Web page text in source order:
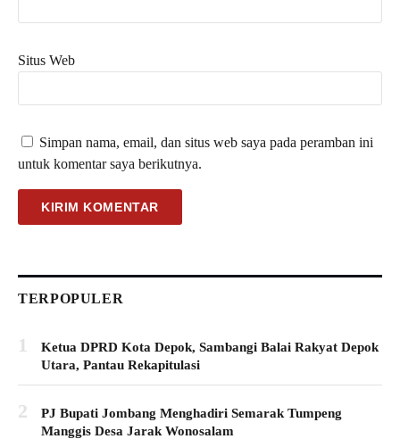
Situs Web
Simpan nama, email, dan situs web saya pada peramban ini
untuk komentar saya berikutnya.
TERPOPULER
1
Ketua DPRD Kota Depok, Sambangi Balai Rakyat Depok
Utara, Pantau Rekapitulasi
2
PJ Bupati Jombang Menghadiri Semarak Tumpeng
Manggis Desa Jarak Wonosalam